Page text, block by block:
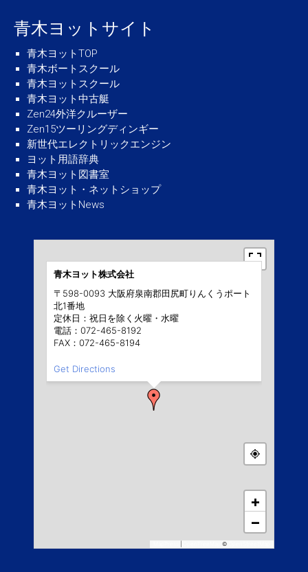
青木ヨットサイト
青木ヨットTOP
青木ボートスクール
青木ヨットスクール
青木ヨット中古艇
Zen24外洋クルーザー
Zen15ツーリングディンギー
新世代エレクトリックエンジン
ヨット用語辞典
青木ヨット図書室
青木ヨット・ネットショップ
青木ヨットNews
+
−
©
青木ヨット株式会社
〒598-0093 大阪府泉南郡田尻町りんくうポート
北1番地
定休日：祝日を除く火曜・水曜
電話：072-465-8192
FAX：072-465-8194
Get Directions